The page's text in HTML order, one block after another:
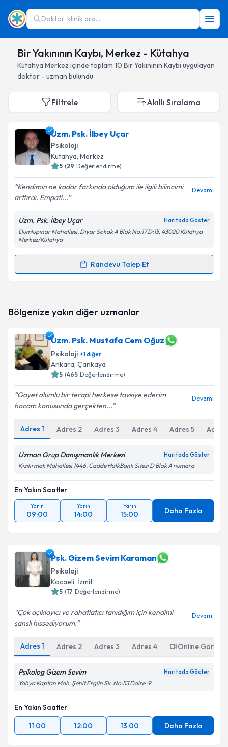
Doktor, klinik ara...
Bir Yakınının Kaybı, Merkez - Kütahya
Kütahya Merkez içinde toplam 10 Bir Yakınının Kaybı uygulayan
doktor - uzman bulundu
Filtrele Akıllı Sıralama
Uzm. Psk. İlbey Uçar
Psikoloji
Kütahya, Merkez
5 (29 Değerlendirme)
Kendimin ne kadar farkında olduğum ile ilgili bilincimi
arttırdı. Empati...
Devamı
Uzm. Psk. İlbey Uçar Haritada Göster
Dumlupınar Mahallesi, Diyar Sokak A Blok No:17 D:15, 43020 Kütahya
Merkez/Kütahya
Randevu Talep Et
Randevu Takvimi Talebi
oluşturun. Size bu uzmandan randevu almanız için bir
E-posta Adresiniz
Kişisel verilerimin işlenmesine ilişkinAydınlatma
Metni'ni okudum ve kişisel verilerimin belirtilen
Bölgenize yakın diğer uzmanlar
Uzm. Psk. Mustafa Cem Oğuz
Psikoloji +1diğer
Ankara, Çankaya
5 (465 Değerlendirme)
Gayet olumlu bir terapi herkese tavsiye ederim
hocam konusunda gerçekten...
Devamı
Adres 1 Adres 2 Adres 3 Adres 4 Adres 5 Adres
Uzman Grup Danışmanlık Merkezi Haritada Göster
Kızılırmak Mahallesi 1446. Cadde HalkBank Sitesi D Blok A numara
En Yakın Saatler
Yarın
09:00
Yarın
14:00
Yarın
15:00 Daha Fazla
Psk. Gizem Sevim Karaman
Psikoloji
Kocaeli, İzmit
5 (17 Değerlendirme)
Çok açıklayıcı ve rahatlatıcı tanıdığım için kendimi
şanslı hissediyorum.
Devamı
Adres 1 Adres 2 Adres 3 Adres 4 Online
Psikolog Gizem Sevim Haritada Göster
Yahya Kaptan Mah. Şehit Ergün Sk. No:53 Daire :9
En Yakın Saatler
11:00
12:00 13:00 Daha Fazla